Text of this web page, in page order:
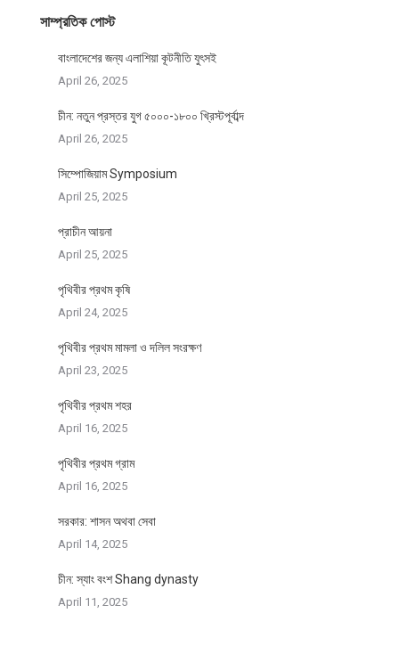
সাম্প্রতিক পোস্ট
বাংলাদেশের জন্য এলাশিয়া কূটনীতি যুৎসই
April 26, 2025
চীন: নতুন প্রস্তর যুগ ৫০০০-১৮০০ খ্রিস্টপূর্বাব্দ
April 26, 2025
সিম্পোজিয়াম Symposium
April 25, 2025
প্রাচীন আয়না
April 25, 2025
পৃথিবীর প্রথম কৃষি
April 24, 2025
পৃথিবীর প্রথম মামলা ও দলিল সংরক্ষণ
April 23, 2025
পৃথিবীর প্রথম শহর
April 16, 2025
পৃথিবীর প্রথম গ্রাম
April 16, 2025
সরকার: শাসন অথবা সেবা
April 14, 2025
চীন: স্যাং বংশ Shang dynasty
April 11, 2025